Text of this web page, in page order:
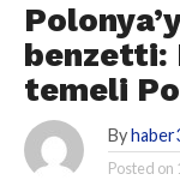
benzetti:
temeli
By
Posted on